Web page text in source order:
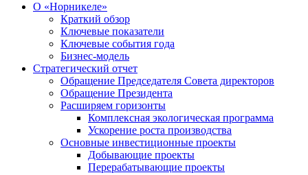
О «Норникеле»
Краткий обзор
Ключевые показатели
Ключевые события года
Бизнес-модель
Стратегический отчет
Обращение Председателя Совета директоров
Обращение Президента
Расширяем горизонты
Комплексная экологическая программа
Ускорение роста производства
Основные инвестиционные проекты
Добывающие проекты
Перерабатывающие проекты